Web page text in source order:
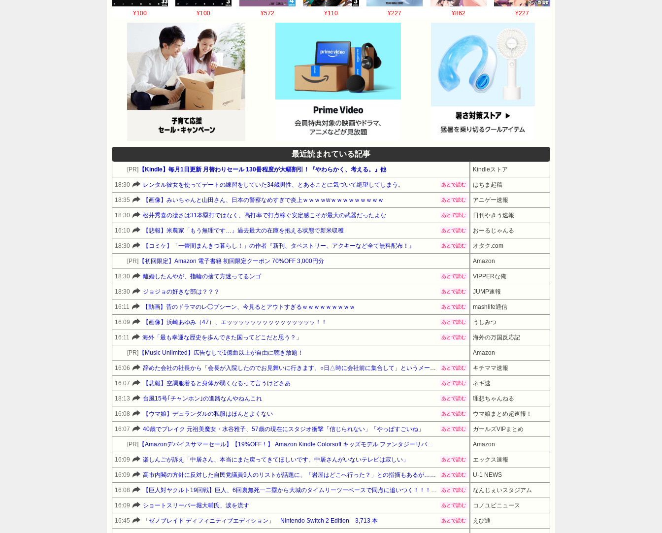
¥100 ¥100 ¥572 ¥110 ¥227 ¥862 ¥227
最近読まれている記事
[PR] 【Kindle】毎月1日更新 月替わりセール 130冊程度が大幅割引！『やわらかく、考える。』他 Kindleストア
18:30 レンタル彼女を使ってデートの練習をしていた34歳男性、とあることに気づいて絶望してしまう。 あとで読む はちま起稿
18:35 【画像】みいちゃんと山田さん、日本の警察なめすぎで炎上ｗｗｗｗwｗｗｗｗｗｗｗｗｗ あとで読む アニゲー速報
18:30 松井秀喜の凄さは31本塁打ではなく、高打率で打点稼ぐ安定感こそが最大の武器だったよな あとで読む 日刊やきう速報
16:10 【悲報】米農家「もう無理です…」過去最大の在庫を抱える状態で新米収穫 あとで読む おーるじゃんる
18:30 【コミケ】「一畳間まんきつ暮らし！」の作者『新刊、タペストリー、アクキーなど全て無料配布！』 あとで読む オタク.com
[PR] 【初回限定】Amazon 電子書籍 初回限定クーポン 70%OFF 3,000円分 Amazon
18:30 離婚したんやが、指輪の捨て方迷ってるンゴ あとで読む VIPPERな俺
18:30 ジョジョの好きな部は？？？ あとで読む JUMP速報
16:11 【動画】昔のドラマのレ◯プシーン、今見るとアウトすぎるｗｗｗｗｗｗｗｗｗ あとで読む mashlife通信
16:09 【画像】浜崎あゆみ（47）、エッッッッッッッッッッッッッッッ！！ あとで読む うしみつ
16:11 海外「最も幸運な歴史を歩んできた国ってどこだと思う？」 あとで読む 海外の万国反応記
[PR] 【Music Unlimited】広告なしで1億曲以上が自由に聴き放題！ Amazon
16:06 辞めた会社の社長から「会長が入院したのでお見舞いに行きます。○日△時に会社前に集合して」というメールが来た。辞めた人間が行くわけないだろ→無視してたら、社長からさらに… あとで読む キチママ速報
16:07 【悲報】空調服着ると身体が弱くなるって言うけどさあ あとで読む ネギ速
18:13 台風15号｢チャンホン｣の進路なんやねんこれ あとで読む 理想ちゃんねる
16:08 【ウマ娘】デュランダルの私服はほんとよくない あとで読む ウマ娘まとめ超速報！
16:07 40歳でブレイク 元祖美魔女・水谷雅子、57歳の現在にスタジオ衝撃「信じられない」「やっぱすごいね」 あとで読む ガールズVIPまとめ
[PR] 【Amazonデバイスサマーセール】【19%OFF！】 Amazon Kindle Colorsoft キッズモデル ファンタジーリバーカバー | Amazon Kids+で2,000冊以上の子ども向けの本が12か月間読み放題、防水、16GBストレージ、最大8週間持続バッテリー Amazon
16:09 楽しんごが訴え「中居さん、本当にまた戻ってきてほしいです。中居さんがいないテレビは寂しい」 あとで読む エックス速報
16:09 高市内閣の方針に反対した自民党議員9人のリストが話題に、「岩屋はどこへ行った？」との指摘もあるが…… あとで読む U-1 NEWS
16:08 【巨人対ヤクルト19回戦】巨人、6回裏無死一二塁から大城のタイムリーツーベースで同点に追いつく！！！！！！！！！！！ あとで読む なんじぇいスタジアム
16:09 ショートスリーパー堀大輔氏、涙を流す あとで読む コノユビニュース
16:45 「ゼノブレイド ディフィニティブエディション」 Nintendo Switch 2 Edition 3,713 本 あとで読む えび通